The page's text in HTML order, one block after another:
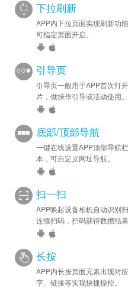
可设置开启或关闭【回到首页】
可设置开启或关闭【退出APP】
提供jsBridge.action开发方案
下拉刷新
APP内下拉页面实现刷新功
可指定页面开启。
引导页
引导页一般用于APP首次打
片，做操作引导或活动使用。
底部/顶部导航
一键在线设置APP顶部导航
本，可自定义网址导航。
扫一扫
APP唤起设备相机自动识别
连续扫码，扫码获得数据结
长按
APP内长按页面元素出现对
字、链接等实现快捷操控。